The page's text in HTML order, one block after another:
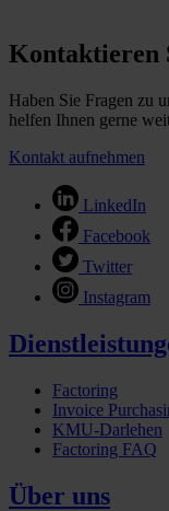
Kontaktieren
Haben Sie Fragen zu
helfen Ihnen gerne
Kontakt aufnehmen
LinkedIn
Facebook
Twitter
Instagram
Factoring
Invoice
KMU-Darlehen
Factoring FAQ
Über uns